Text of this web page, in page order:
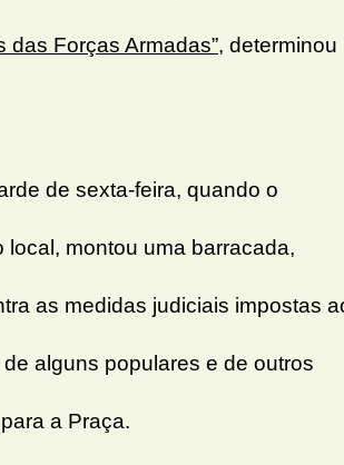
das Forças Armadas”, determinou
de sexta-feira, quando o
montou uma barracada,
as medidas judiciais impostas
alguns populares e de outros
a Praça.